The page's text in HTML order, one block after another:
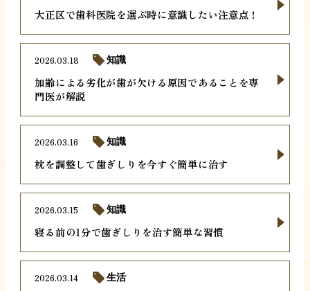
大正区で歯科医院を選ぶ時に意識したい注意点！
加齢による劣化が歯が欠ける原因であることを専
門医が解説
2026.03.18 知識
枕を調整して歯ぎしりを今すぐ簡単に治す
2026.03.16 知識
寝る前の1分で歯ぎしりを治す簡単な習慣
2026.03.15 知識
2026.03.14 生活